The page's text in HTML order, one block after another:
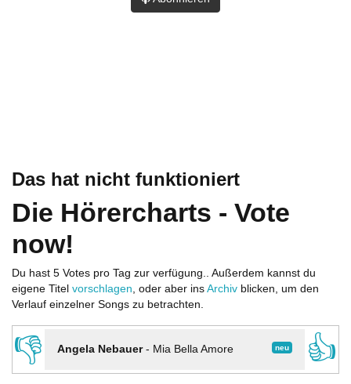
Das hat nicht funktioniert
Die Hörercharts - Vote
now!
Du hast 5 Votes pro Tag zur verfügung.. Außerdem kannst du
eigene Titel vorschlagen, oder aber ins Archiv blicken, um den
Verlauf einzelner Songs zu betrachten.
👎 neu
Angela Nebauer- Mia Bella Amore
👍